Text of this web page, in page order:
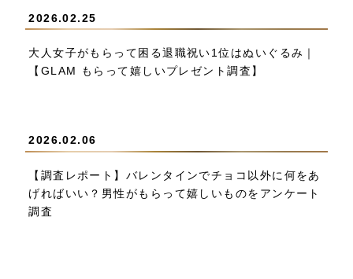
2026.02.25
大人女子がもらって困る退職祝い1位はぬいぐるみ｜
【GLAM もらって嬉しいプレゼント調査】
2026.02.06
【調査レポート】バレンタインでチョコ以外に何をあ
げればいい？男性がもらって嬉しいものをアンケート
調査